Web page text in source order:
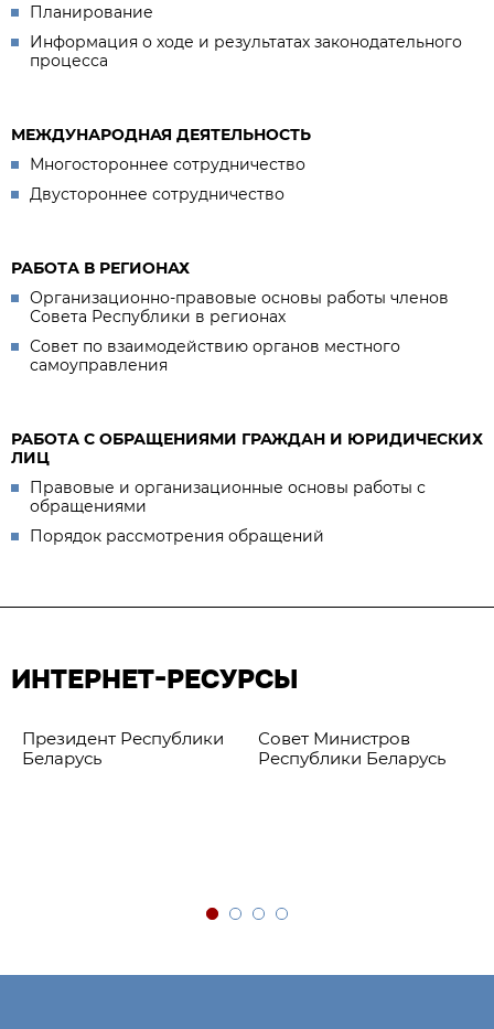
Планирование
Информация о ходе и результатах законодательного
процесса
МЕЖДУНАРОДНАЯ ДЕЯТЕЛЬНОСТЬ
Многостороннее сотрудничество
Двустороннее сотрудничество
РАБОТА В РЕГИОНАХ
Организационно-правовые основы работы членов
Совета Республики в регионах
Совет по взаимодействию органов местного
самоуправления
РАБОТА С ОБРАЩЕНИЯМИ ГРАЖДАН И ЮРИДИЧЕСКИХ
ЛИЦ
Правовые и организационные основы работы с
обращениями
Порядок рассмотрения обращений
ИНТЕРНЕТ-РЕСУРСЫ
Президент Республики
Беларусь
Совет Министров
Республики Беларусь